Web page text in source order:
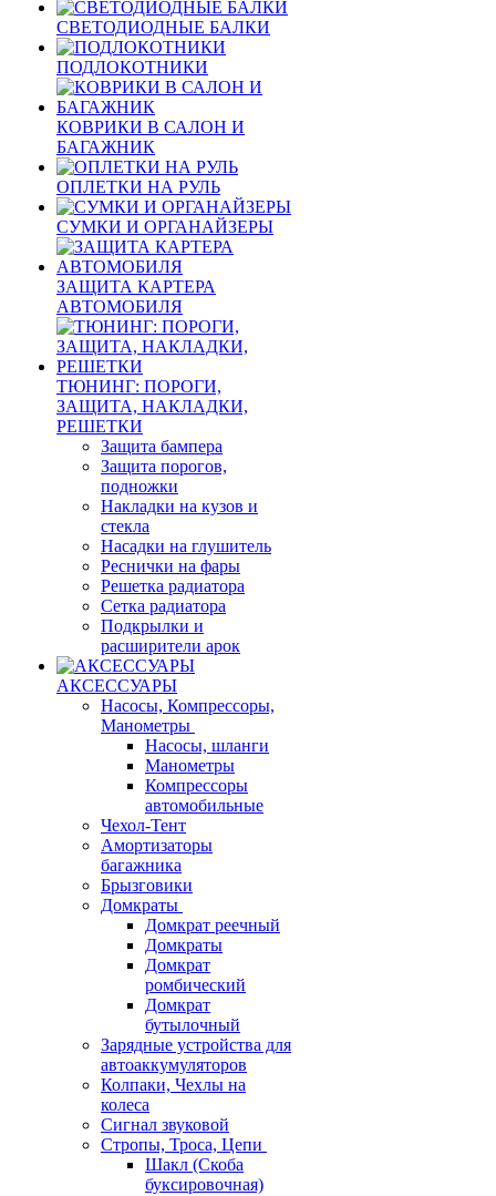
СВЕТОДИОДНЫЕ БАЛКИ
ПОДЛОКОТНИКИ
КОВРИКИ В САЛОН И
БАГАЖНИК
ОПЛЕТКИ НА РУЛЬ
СУМКИ И ОРГАНАЙЗЕРЫ
ЗАЩИТА КАРТЕРА
АВТОМОБИЛЯ
ТЮНИНГ: ПОРОГИ,
ЗАЩИТА, НАКЛАДКИ,
РЕШЕТКИ
Защита бампера
Защита порогов,
подножки
Накладки на кузов и
стекла
Насадки на глушитель
Реснички на фары
Решетка радиатора
Сетка радиатора
Подкрылки и
расширители арок
АКСЕССУАРЫ
Насосы, Компрессоры,
Манометры
Насосы, шланги
Манометры
Компрессоры
автомобильные
Чехол-Тент
Амортизаторы
багажника
Брызговики
Домкраты
Домкрат реечный
Домкраты
Домкрат
ромбический
Домкрат
бутылочный
Зарядные устройства для
автоаккумуляторов
Колпаки, Чехлы на
колеса
Сигнал звуковой
Стропы, Троса, Цепи
Шакл (Скоба
буксировочная)